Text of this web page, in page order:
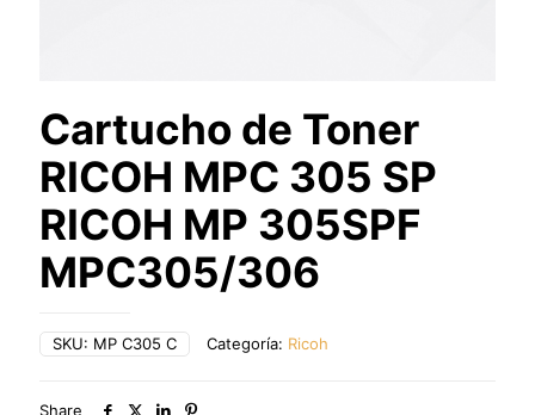
Cartucho de Toner
RICOH MPC 305 SP
RICOH MP 305SPF
MPC305/306
SKU: MP C305 C Categoría: Ricoh
Share